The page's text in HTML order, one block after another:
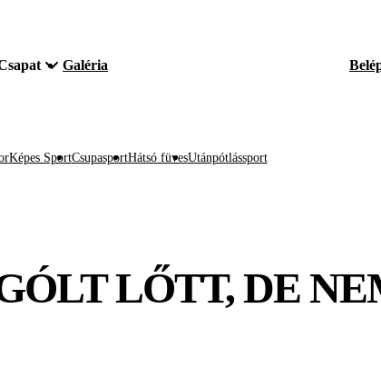
Galéria
Képes SportCsupasportHátsó füvesUtánpótlássport
LŐTT, DE